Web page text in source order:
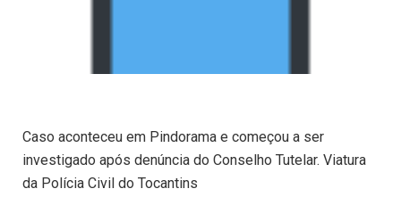
Caso aconteceu em Pindorama e começou a ser
investigado após denúncia do Conselho Tutelar. Viatura
da Polícia Civil do Tocantins